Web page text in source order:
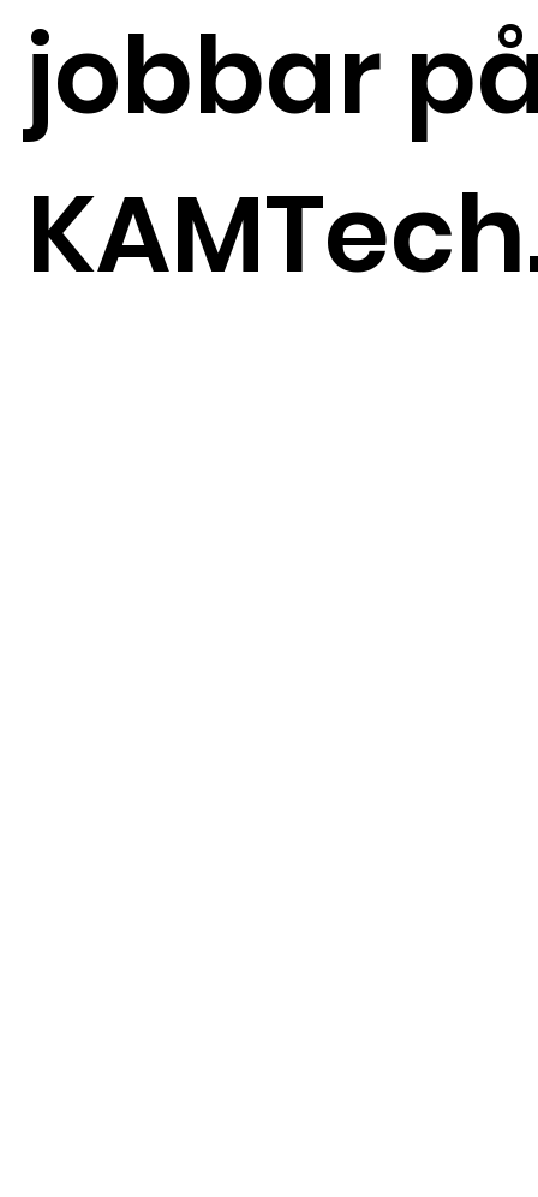
jobbar